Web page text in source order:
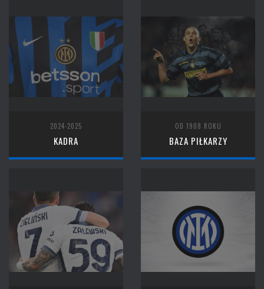
2024-2025
KADRA
OD 1908 ROKU
BAZA PIŁKARZY